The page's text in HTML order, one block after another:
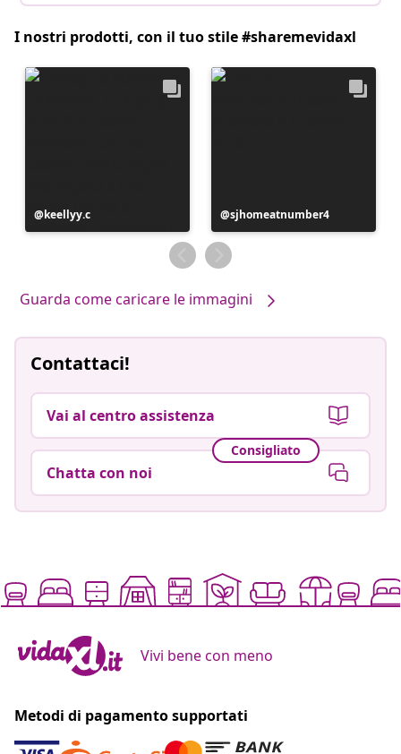
I nostri prodotti, con il tuo stile #sharemevidaxl
Post
pubblicato
keellyy.c
Post
pubblicato
da
sjhomeatnumber4
Guarda come caricare le immagini
Contattaci!
Vai al centro assistenza
Consigliato
Chatta con noi
Vivi bene con meno
Metodi di pagamento supportati